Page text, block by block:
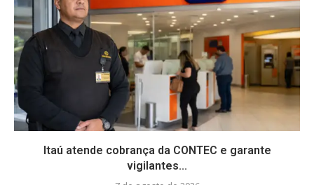
Itaú atende cobrança da CONTEC e garante
vigilantes...